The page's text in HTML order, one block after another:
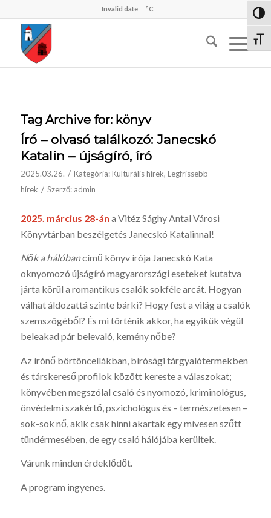
Invalid date °C
Tag Archive for: könyv
Író – olvasó találkozó: Janecskó
Katalin – újságíró, író
2025.03.26. / Kategória:Kulturális hírek, Legfrissebb
hírek / Szerző: admin
2025. március 28-án a Vitéz Sághy Antal Városi
Könyvtárban beszélgetés Janecskó Katalinnal!
Nők a hálóbancímű könyv írója Janecskó Kata
oknyomozó újságíró magyarországi eseteket kutatva
járta körül a romantikus csalók sokféle arcát. Hogyan
válhat áldozattá szinte bárki? Hogy fest a világ a csalók
szemszögéből? És mi történik akkor, ha egyikük végül
beleakad pár belevaló, kemény nőbe?
Az írónő börtöncellákban, bírósági tárgyalótermekben
és társkereső profilok között kereste a válaszokat;
könyvében megszólal csaló és nyomozó, kriminológus,
önvédelmi szakértő, pszichológus és – természetesen –
sok-sok nő, akik csak hinni akartak egy mívesen szőtt
tündérmesében, de egy csaló hálójába kerültek.
Várunk minden érdeklődőt.
A program ingyenes.